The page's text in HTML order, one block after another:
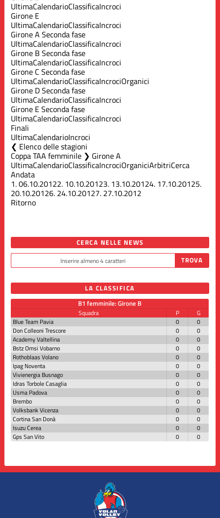
UltimaCalendarioClassificaIncroci
Girone E
UltimaCalendarioClassificaIncroci
Girone A Seconda fase
UltimaCalendarioClassificaIncroci
Girone B Seconda fase
UltimaCalendarioClassificaIncroci
Girone C Seconda fase
UltimaCalendarioClassificaIncrociOrganici
Girone D Seconda fase
UltimaCalendarioClassificaIncroci
Girone E Seconda fase
UltimaCalendarioClassificaIncroci
Finali
UltimaCalendarioIncroci
Elenco delle stagioni
Coppa TAA femminile ❯ Girone A
UltimaCalendarioClassificaIncrociOrganiciArbitriCerca
Andata
1.06.10.20122. 10.10.20123. 13.10.20124. 17.10.20125.
20.10.20126. 24.10.20127. 27.10.2012
Ritorno
CERCA NELLE NEWS
LA CLASSIFICA
B1 femminile: Girone B
Squadra P
G
Blue Team Pavia
0
0
Don Colleoni Trescore
0
0
Academy Valtellina
0
0
Bstz Omsi Vobarno
0
0
Rothoblaas Volano
0
0
Ipag Noventa
0
0
Vivienergia Busnago
0
0
Idras Torbole Casaglia
0
0
Usma Padova
0
0
Brembo
0
0
Volksbank Vicenza
0
0
Cortina San Donà
0
0
Isuzu Cerea
0
0
Gps San Vito
0 0